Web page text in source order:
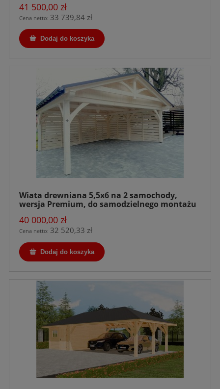
41 500,00 zł
Cena netto: 33 739,84 zł
Dodaj do koszyka
Wiata drewniana 5,5x6 na 2 samochody,
wersja Premium, do samodzielnego montażu
40 000,00 zł
Cena netto: 32 520,33 zł
Dodaj do koszyka